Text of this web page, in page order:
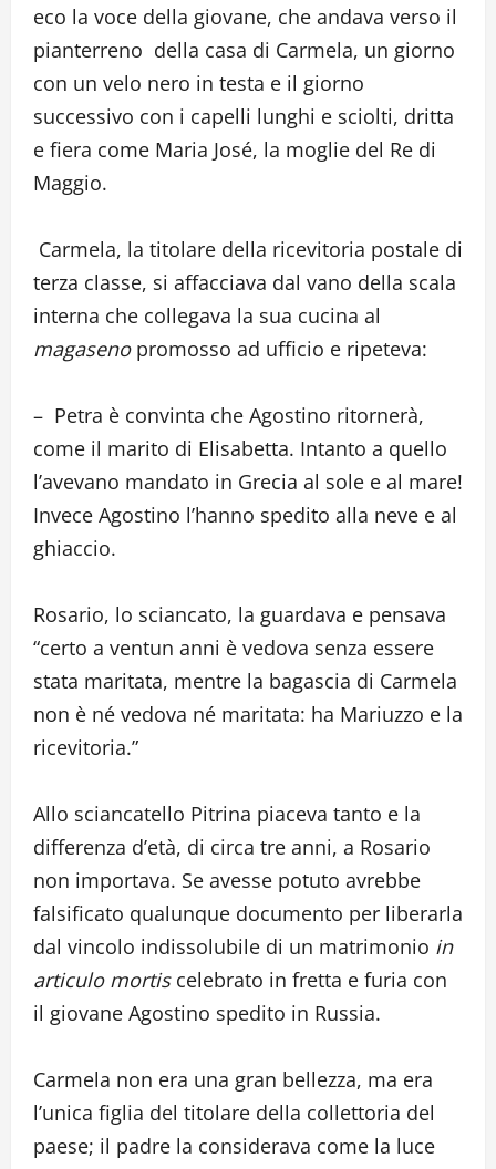
eco la voce della giovane, che andava verso il
pianterreno della casa di Carmela, un giorno
con un velo nero in testa e il giorno
successivo con i capelli lunghi e sciolti, dritta
e fiera come Maria José, la moglie del Re di
Maggio.
Carmela, la titolare della ricevitoria postale di
terza classe, si affacciava dal vano della scala
interna che collegava la sua cucina al
magasenopromosso ad ufficio e ripeteva:
– Petra è convinta che Agostino ritornerà,
come il marito di Elisabetta. Intanto a quello
l’avevano mandato in Grecia al sole e al mare!
Invece Agostino l’hanno spedito alla neve e al
ghiaccio.
Rosario, lo sciancato, la guardava e pensava
“certo a ventun anni è vedova senza essere
stata maritata, mentre la bagascia di Carmela
non è né vedova né maritata: ha Mariuzzo e la
ricevitoria.”
Allo sciancatello Pitrina piaceva tanto e la
differenza d’età, di circa tre anni, a Rosario
non importava. Se avesse potuto avrebbe
falsificato qualunque documento per liberarla
dal vincolo indissolubile di un matrimonio in
articulo mortis celebrato in fretta e furia con
il giovane Agostino spedito in Russia.
Carmela non era una gran bellezza, ma era
l’unica figlia del titolare della collettoria del
paese; il padre la considerava come la luce